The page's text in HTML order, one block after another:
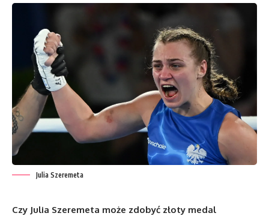
Julia Szeremeta
Czy Julia Szeremeta może zdobyć złoty medal